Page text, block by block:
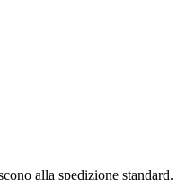
alla spedizione standard.